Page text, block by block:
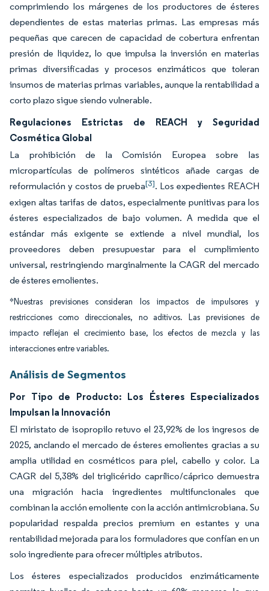
comprimiendo los márgenes de los productores de ésteres
dependientes de estas materias primas. Las empresas más
pequeñas que carecen de capacidad de cobertura enfrentan
presión de liquidez, lo que impulsa la inversión en materias
primas diversificadas y procesos enzimáticos que toleran
insumos de materias primas variables, aunque la rentabilidad a
corto plazo sigue siendo vulnerable.
Regulaciones Estrictas de REACH y Seguridad
Cosmética Global
La prohibición de la Comisión Europea sobre las
micropartículas de polímeros sintéticos añade cargas de
reformulación y costos de prueba[3]. Los expedientes REACH
exigen altas tarifas de datos, especialmente punitivas para los
ésteres especializados de bajo volumen. A medida que el
estándar más exigente se extiende a nivel mundial, los
proveedores deben presupuestar para el cumplimiento
universal, restringiendo marginalmente la CAGR del mercado
de ésteres emolientes.
*Nuestras previsiones consideran los impactos de impulsores y
restricciones como direccionales, no aditivos. Las previsiones de
impacto reflejan el crecimiento base, los efectos de mezcla y las
interacciones entre variables.
Análisis de Segmentos
Por Tipo de Producto: Los Ésteres Especializados
Impulsan la Innovación
El miristato de isopropilo retuvo el 23,92% de los ingresos de
2025, anclando el mercado de ésteres emolientes gracias a su
amplia utilidad en cosméticos para piel, cabello y color. La
CAGR del 5,38% del triglicérido caprílico/cáprico demuestra
una migración hacia ingredientes multifuncionales que
combinan la acción emoliente con la acción antimicrobiana. Su
popularidad respalda precios premium en estantes y una
rentabilidad mejorada para los formuladores que confían en un
solo ingrediente para ofrecer múltiples atributos.
Los ésteres especializados producidos enzimáticamente